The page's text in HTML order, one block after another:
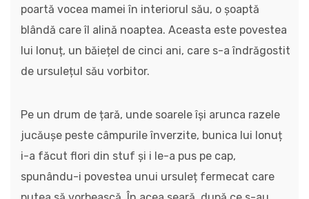
poartă vocea mamei în interiorul său, o șoaptă
blândă care îl alină noaptea. Aceasta este povestea
lui Ionuț, un băiețel de cinci ani, care s-a îndrăgostit
de ursulețul său vorbitor.
Pe un drum de țară, unde soarele își arunca razele
jucăușe peste câmpurile înverzite, bunica lui Ionuț
i-a făcut flori din stuf și i le-a pus pe cap,
spunându-i povestea unui ursuleț fermecat care